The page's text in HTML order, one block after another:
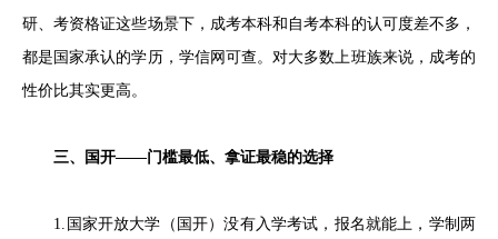
研、考资格证这些场景下，成考本科和自考本科的认可度差不多，
都是国家承认的学历，学信网可查。对大多数上班族来说，成考的
性价比其实更高。
三、国开——门槛最低、拿证最稳的选择
1.国家开放大学（国开）没有入学考试，报名就能上，学制两